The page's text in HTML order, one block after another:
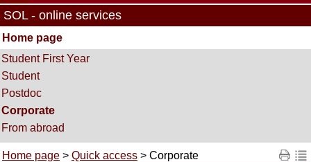
SOL - online services
Home page
Student First Year
Student
Postdoc
Corporate
From abroad
Home page > Quick access > Corporate